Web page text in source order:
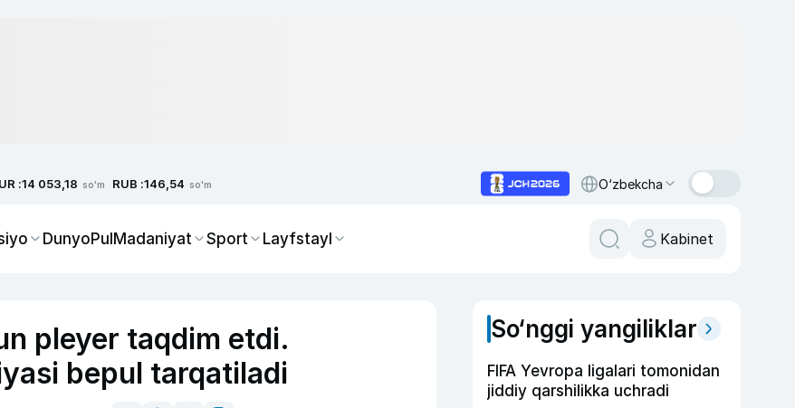
:14 053,18 so'm RUB :146,54 so'm O‘zbekcha
DunyoPulMadaniyat Sport Layfstayl Kabinet
pleyer taqdim etdi.
bepul tarqatiladi
So‘nggi yangiliklar
FIFA Yevropa ligalari tomonidan
jiddiy qarshilikka uchradi